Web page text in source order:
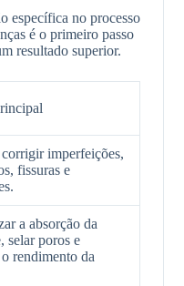
específica no processo
é o primeiro passo
resultado superior.
imperfeições,
fissuras e
a absorção da
selar poros e
rendimento da